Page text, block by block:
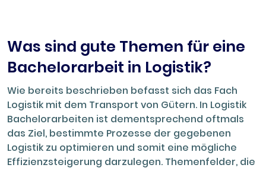
Was sind gute Themen für eine
Bachelorarbeit in Logistik?
Wie bereits beschrieben befasst sich das Fach
Logistik mit dem Transport von Gütern. In Logistik
Bachelorarbeiten ist dementsprechend oftmals
das Ziel, bestimmte Prozesse der gegebenen
Logistik zu optimieren und somit eine mögliche
Effizienzsteigerung darzulegen. Themenfelder, die